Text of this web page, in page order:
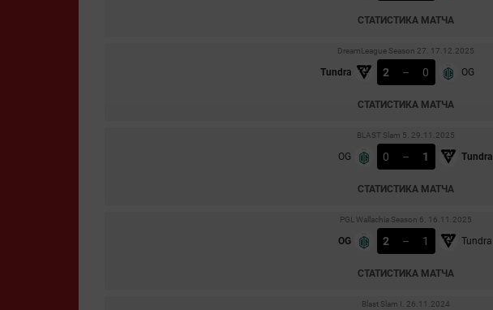
СТАТИСТИКА МАТЧА
DreamLeague Season 27. 17.12.2025
Tundra 2 – 0 OG
СТАТИСТИКА МАТЧА
BLAST Slam 5. 29.11.2025
OG 0 – 1 Tundra
СТАТИСТИКА МАТЧА
PGL Wallachia Season 6. 16.11.2025
OG 2 – 1 Tundra
СТАТИСТИКА МАТЧА
Blast Slam I. 26.11.2024